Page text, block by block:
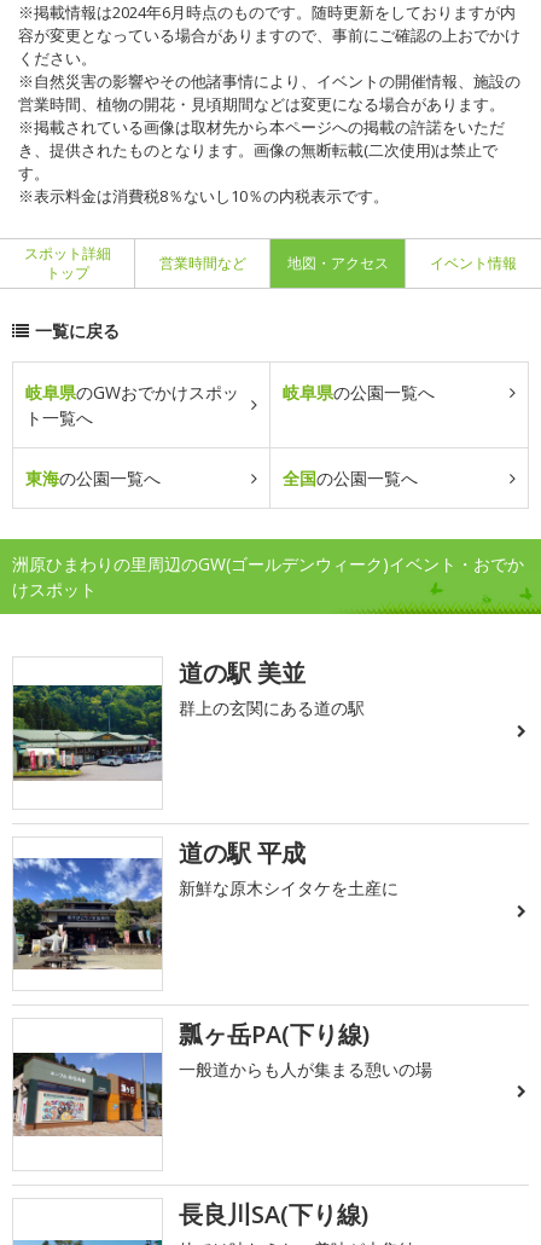
※掲載情報は2024年6月時点のものです。随時更新をしておりますが内
容が変更となっている場合がありますので、事前にご確認の上おでかけ
ください。
※自然災害の影響やその他諸事情により、イベントの開催情報、施設の
営業時間、植物の開花・見頃期間などは変更になる場合があります。
※掲載されている画像は取材先から本ページへの掲載の許諾をいただ
き、提供されたものとなります。画像の無断転載(二次使用)は禁止で
す。
※表示料金は消費税8％ないし10％の内税表示です。
スポット詳細
トップ
営業時間など 地図・アクセス イベント情報
一覧に戻る
岐阜県のGWおでかけスポッ
ト一覧へ
岐阜県の公園一覧へ
東海の公園一覧へ 全国の公園一覧へ
洲原ひまわりの里周辺のGW(ゴールデンウィーク)イベント・おでか
けスポット
道の駅 美並
群上の玄関にある道の駅
道の駅 平成
新鮮な原木シイタケを土産に
瓢ヶ岳PA(下り線)
一般道からも人が集まる憩いの場
長良川SA(下り線)